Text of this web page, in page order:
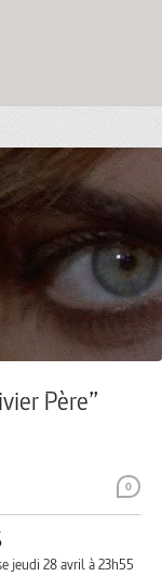
Père”
0
jeudi 28 avril à 23h55